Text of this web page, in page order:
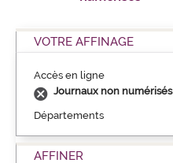
VOTRE AFFINAGE
Accès en ligne
Journaux non numérisés
Départements
AFFINER